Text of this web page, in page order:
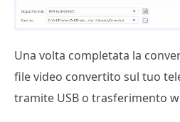
Una volta completata la
file video convertito sul tuo
tramite USB o trasferimento